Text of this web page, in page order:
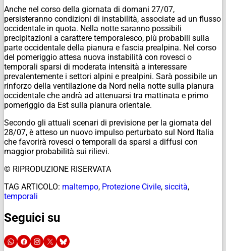
Anche nel corso della giornata di domani 27/07,
persisteranno condizioni di instabilità, associate ad un flusso
occidentale in quota. Nella notte saranno possibili
precipitazioni a carattere temporalesco, più probabili sulla
parte occidentale della pianura e fascia prealpina. Nel corso
del pomeriggio attesa nuova instabilità con rovesci o
temporali sparsi di moderata intensità a interessare
prevalentemente i settori alpini e prealpini. Sarà possibile un
rinforzo della ventilazione da Nord nella notte sulla pianura
occidentale che andrà ad attenuarsi tra mattinata e primo
pomeriggio da Est sulla pianura orientale.
Secondo gli attuali scenari di previsione per la giornata del
28/07, è atteso un nuovo impulso perturbato sul Nord Italia
che favorirà rovesci o temporali da sparsi a diffusi con
maggior probabilità sui rilievi.
© RIPRODUZIONE RISERVATA
TAG ARTICOLO: maltempo, Protezione Civile, siccità,
temporali
Seguici su